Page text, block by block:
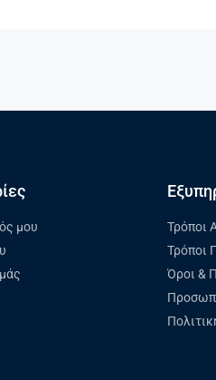
μου
Τρόποι
Τρόποι
Όροι &